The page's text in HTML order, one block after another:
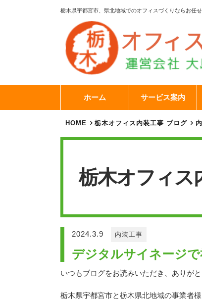
栃木県宇都宮市、県北地域でのオフィスづくりならお任せ
ホーム サービス案内
HOME 栃木オフィス内装工事 ブログ
栃木オフィス
2024.3.9 内装工事
デジタルサイネージ
いつもブログをお読みいただき、ありがと
栃木県宇都宮市と栃木県北地域の事業者